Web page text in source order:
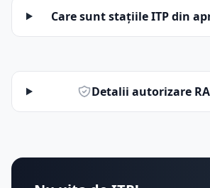
Care sunt stațiile ITP din
Detalii autorizare